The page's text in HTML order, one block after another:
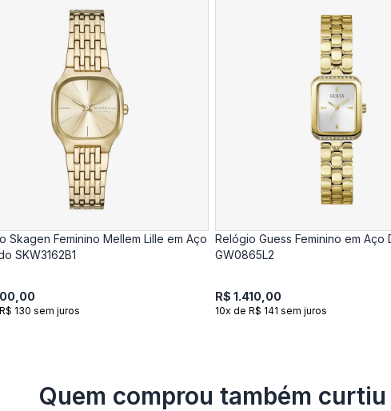
Skagen Feminino Mellem Lille em Aço
SKW3162B1
130 sem juros
Relógio Guess Feminino em Aço
GW0865L2
R$ 1.410,00
10x de R$ 141 sem juros
Quem comprou também curtiu